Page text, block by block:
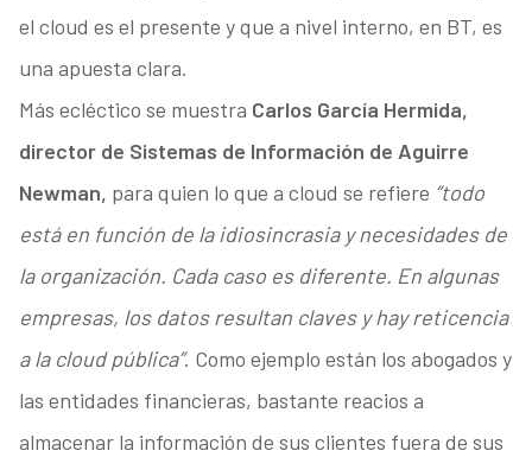
el cloud es el presente y que a nivel interno, en BT, es
una apuesta clara.
Más ecléctico se muestra Carlos García Hermida,
director de Sistemas de Información de Aguirre
Newman, para quien lo que a cloud se refiere “todo
está en función de la idiosincrasia y necesidades de
la organización. Cada caso es diferente. En algunas
empresas, los datos resultan claves y hay reticencia
a la cloud pública”. Como ejemplo están los abogados y
las entidades financieras, bastante reacios a
almacenar la información de sus clientes fuera de sus